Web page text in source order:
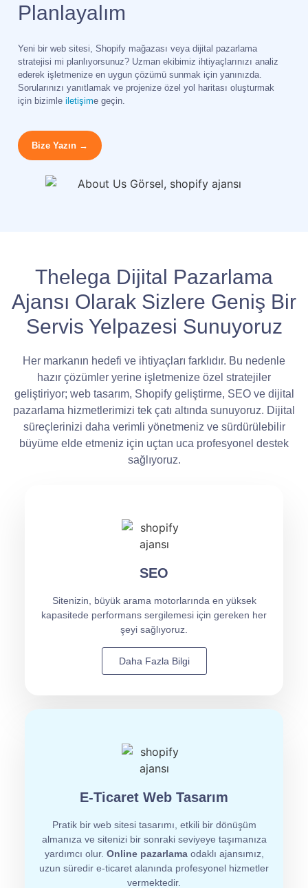
Planlayalım
Yeni bir web sitesi, Shopify mağazası veya dijital pazarlama
stratejisi mi planlıyorsunuz? Uzman ekibimiz ihtiyaçlarınızı analiz
ederek işletmenize en uygun çözümü sunmak için yanınızda.
Sorularınızı yanıtlamak ve projenize özel yol haritası oluşturmak
için bizimle iletişime geçin.
Bize Yazın →
Thelega Dijital Pazarlama
Ajansı Olarak Sizlere Geniş Bir
Servis Yelpazesi Sunuyoruz
Her markanın hedefi ve ihtiyaçları farklıdır. Bu nedenle
hazır çözümler yerine işletmenize özel stratejiler
geliştiriyor; web tasarım, Shopify geliştirme, SEO ve dijital
pazarlama hizmetlerimizi tek çatı altında sunuyoruz. Dijital
süreçlerinizi daha verimli yönetmeniz ve sürdürülebilir
büyüme elde etmeniz için uçtan uca profesyonel destek
sağlıyoruz.
SEO
Sitenizin, büyük arama motorlarında en yüksek
kapasitede performans sergilemesi için gereken her
şeyi sağlıyoruz.
Daha Fazla Bilgi
E-Ticaret Web Tasarım
Pratik bir web sitesi tasarımı, etkili bir dönüşüm
almanıza ve sitenizi bir sonraki seviyeye taşımanıza
yardımcı olur. Online pazarlamaodaklı ajansımız,
uzun süredir e-ticaret alanında profesyonel hizmetler
vermektedir.